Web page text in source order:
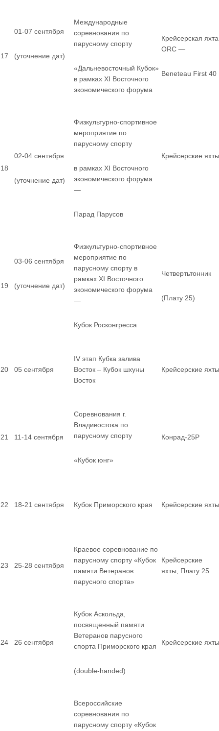
17
01-07 сентября
(уточнение дат)
Международные
соревнования по
парусному спорту
«Дальневосточный Кубок»
в рамках XI Восточного
экономического форума
Крейсерская яхта
ORC —
Beneteau First 40
18
02-04 сентября
(уточнение дат)
Физкультурно-спортивное
мероприятие по
парусному спорту
в рамках XI Восточного
экономического форума
—
Парад Парусов
Крейсерские яхты
19
03-06 сентября
(уточнение дат)
Физкультурно-спортивное
мероприятие по
парусному спорту в
рамках XI Восточного
экономического форума
—
Кубок Росконгресса
Четвертьтонник
(Плату 25)
20 05 сентября
IV этап Кубка залива
Восток – Кубок шхуны
Восток
Крейсерские яхты
21 11-14 сентября
Соревнования г.
Владивостока по
парусному спорту
«Кубок юнг»
Конрад-25Р
22 18-21 сентября Кубок Приморского края Крейсерские яхты
23 25-28 сентября
Краевое соревнование по
парусному спорту «Кубок
памяти Ветеранов
парусного спорта»
Крейсерские
яхты, Плату 25
24 26 сентября
Кубок Аскольда,
посвященный памяти
Ветеранов парусного
спорта Приморского края
(double-handed)
Крейсерские яхты
Всероссийские
соревнования по
парусному спорту «Кубок